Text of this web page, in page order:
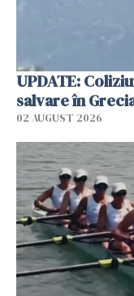
UPDATE:
salvare în
02 AUGUST 2026